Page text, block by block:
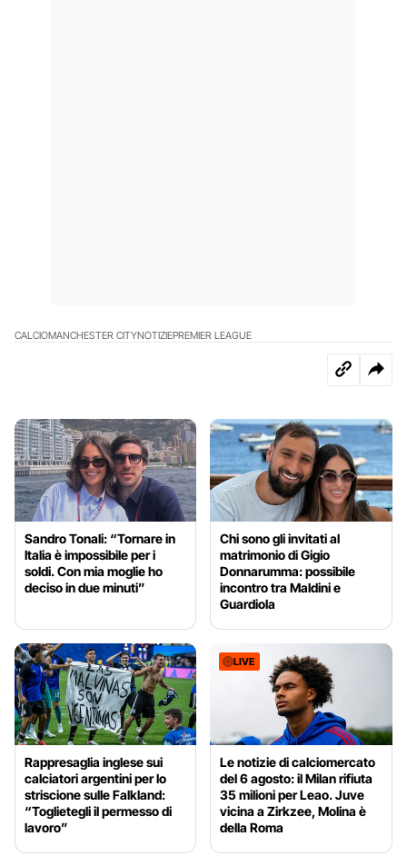
CALCIOMANCHESTER CITYNOTIZIEPREMIER LEAGUE
Sandro Tonali: “Tornare in
Italia è impossibile per i
soldi. Con mia moglie ho
deciso in due minuti”
Chi sono gli invitati al
matrimonio di Gigio
Donnarumma: possibile
incontro tra Maldini e
Guardiola
Rappresaglia inglese sui
calciatori argentini per lo
striscione sulle Falkland:
“Toglietegli il permesso di
lavoro”
LIVE
Le notizie di calciomercato
del 6 agosto: il Milan rifiuta
35 milioni per Leao. Juve
vicina a Zirkzee, Molina è
della Roma